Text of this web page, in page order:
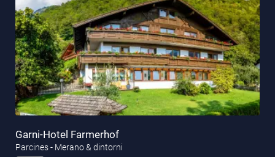
Garni-Hotel Farmerhof
Parcines - Merano & dintorni